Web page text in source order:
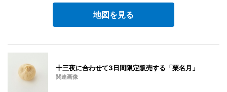
地図を見る
十三夜に合わせて3日間限定販売する「栗名月」
関連画像